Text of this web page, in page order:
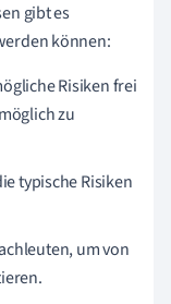
gibt es
können:
Risiken frei
zu
typische Risiken
um von